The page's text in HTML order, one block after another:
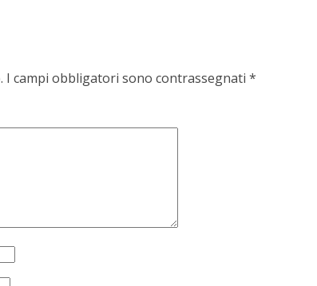
I campi obbligatori sono contrassegnati *